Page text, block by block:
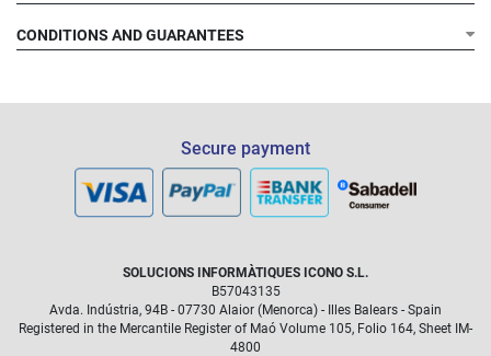
CONDITIONS AND GUARANTEES
Secure payment
SOLUCIONS INFORMÀTIQUES ICONO S.L.
B57043135
Avda. Indústria, 94B - 07730 Alaior (Menorca) - Illes Balears - Spain
Registered in the Mercantile Register of Maó Volume 105, Folio 164, Sheet IM-
4800